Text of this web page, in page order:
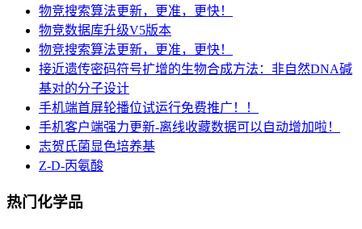
物竞搜索算法更新，更准，更快！
物竞数据库升级V5版本
物竞搜索算法更新，更准，更快！
接近遗传密码符号扩增的生物合成方法：非自然DNA碱
基对的分子设计
手机端首屏轮播位试运行免费推广！！
手机客户端强力更新-离线收藏数据可以自动增加啦！
志贺氏菌显色培养基
Z-D-丙氨酸
热门化学品